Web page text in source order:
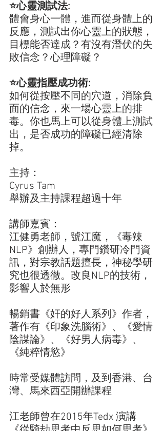
⭐️心靈測試法:
體會身心一體，進而從身體上的
反應，測試出你心靈上的狀態，
目標能否達成？有沒有潛伏的失
敗信念？心理障礙？
⭐️心靈指壓成功術:
如何從按壓不同的穴道，消除負
面的信念，來一場心靈上的排
毒。你也馬上可以從身體上測試
出，是否成功的障礙已經清除
掉。
主持：
Cyrus Tam
舉辦及主持課程超過十年
講師嘉賓：
江健勇老師，號江魔，《毒辣
NLP》創辦人，專門鑽研冷門資
訊，對宗教話題擅長，神秘學研
究也很透徹。改良NLP的技術，
影響人於無形
暢銷書《奸的好人系列》作者，
著作有《印象洗腦術》、《愛情
陰謀論》、《好男人病毒》、
《純粹情慾》
時常受媒體訪問，及到香港、台
灣、馬來西亞開辦課程
江老師曾在2015年Tedx 演講